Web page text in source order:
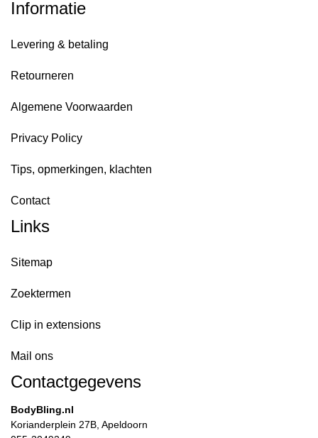
Informatie
Levering & betaling
Retourneren
Algemene Voorwaarden
Privacy Policy
Tips, opmerkingen, klachten
Contact
Links
Sitemap
Zoektermen
Clip in extensions
Mail ons
Contactgegevens
BodyBling.nl
Korianderplein 27B, Apeldoorn